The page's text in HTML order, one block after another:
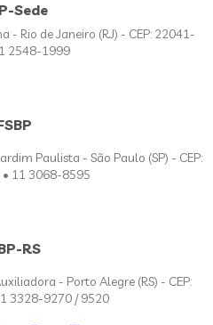
Sede
- Rio de Janeiro (RJ) - CEP: 22041-
2548-1999
Paulista - São Paulo (SP) - CEP:
11 3068-8595
RS
- Porto Alegre (RS) - CEP:
3328-9270 / 9520